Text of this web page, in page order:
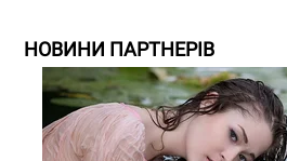
НОВИНИ ПАРТНЕРІВ